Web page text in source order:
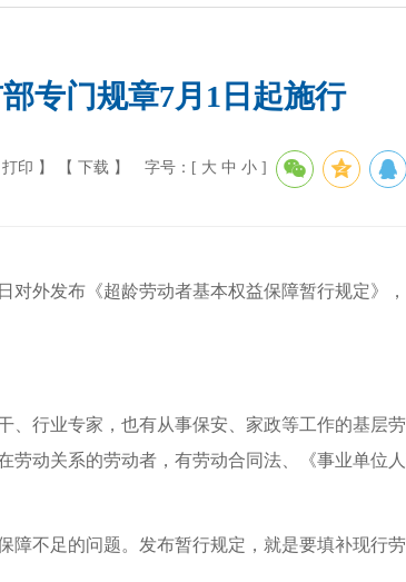
专门规章7月1日起施行
打印 】 【 下载 】 字号：[ 大 中 小 ]
外发布《超龄劳动者基本权益保障暂行规定》
行业专家，也有从事保安、家政等工作的基层
动关系的劳动者，有劳动合同法、《事业单位
不足的问题。发布暂行规定，就是要填补现行